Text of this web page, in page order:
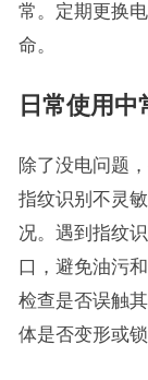
常。定期更换
命。
日常使用
除了没电问题
指纹识别不灵
况。遇到指纹
口，避免油污
检查是否误触
体是否变形或